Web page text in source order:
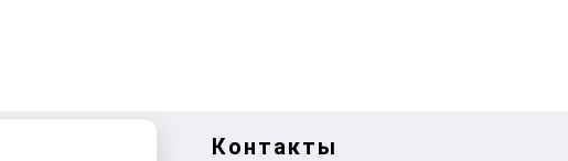
Контакты